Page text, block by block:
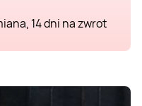
14 dni na zwrot